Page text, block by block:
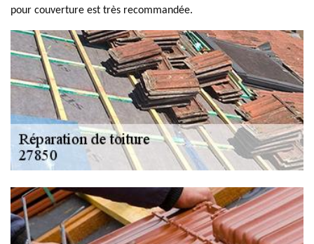
pour couverture est très recommandée.